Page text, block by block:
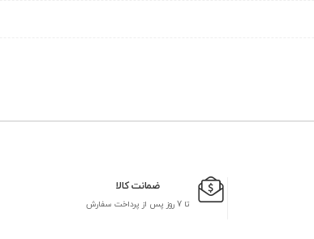
ضمانت کالا
تا 7 روز پس از پرداخت سفارش